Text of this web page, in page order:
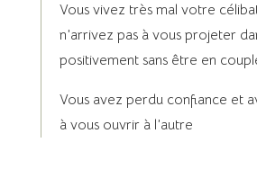
Vous vivez très mal votre
n’arrivez pas à vous projeter
positivement sans être en
Vous avez perdu confiance et
à vous ouvrir à l’autre